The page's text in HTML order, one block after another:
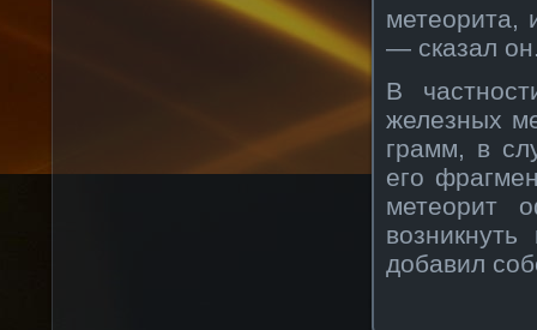
метеорита,
— сказал
В
железных
грамм, в
его
метеорит
добавил